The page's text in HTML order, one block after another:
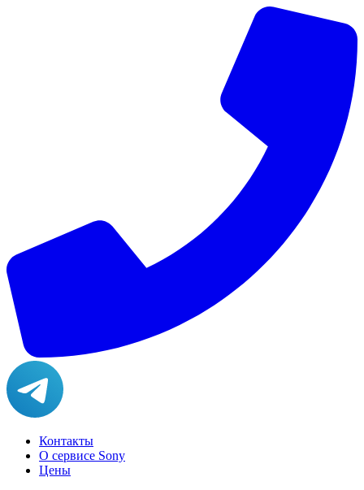
Контакты
О сервисе Sony
Цены